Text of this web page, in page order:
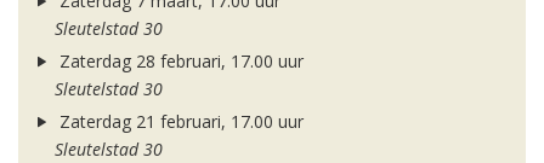
Sleutelstad 30
Zaterdag 28 februari, 17.00 uur
Sleutelstad 30
Zaterdag 21 februari, 17.00 uur
Sleutelstad 30